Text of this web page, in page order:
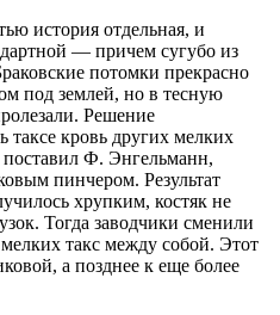
история отдельная, и
— причем сугубо из
потомки прекрасно
под землей, но в тесную
Решение
таксе кровь других мелких
Ф. Энгельманн,
пинчером. Результат
хрупким, костяк не
Тогда заводчики сменили
такс между собой. Этот
а позднее к еще более